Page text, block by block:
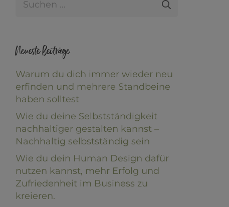
nach:
Neueste Beiträge
Warum du dich immer wieder neu
erfinden und mehrere Standbeine
haben solltest
Wie du deine Selbstständigkeit
nachhaltiger gestalten kannst –
Nachhaltig selbstständig sein
Wie du dein Human Design dafür
nutzen kannst, mehr Erfolg und
Zufriedenheit im Business zu
kreieren.